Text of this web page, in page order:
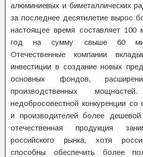
алюминиевых и биметаллических
за последнее десятилетие вырос
настоящее время составляет 100
год на сумму свыше 60
Отечественные компании
инвестиции в создание новых
основных фондов,
производственных
недобросовестной конкуренции со
и производителей более
отечественная продукция
российского рынка, хотя
способны обеспечить более